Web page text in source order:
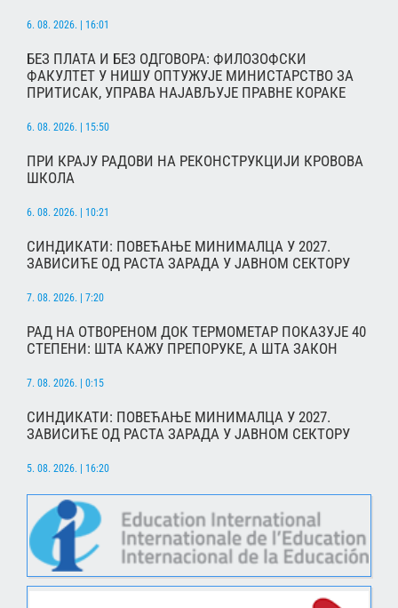
6. 08. 2026. | 16:01
БЕЗ ПЛАТА И БЕЗ ОДГОВОРА: ФИЛОЗОФСКИ
ФАКУЛТЕТ У НИШУ ОПТУЖУЈЕ МИНИСТАРСТВО ЗА
ПРИТИСАК, УПРАВА НАЈАВЉУЈЕ ПРАВНЕ КОРАКЕ
6. 08. 2026. | 15:50
ПРИ КРАЈУ РАДОВИ НА РЕКОНСТРУКЦИЈИ КРОВОВА
ШКОЛА
6. 08. 2026. | 10:21
СИНДИКАТИ: ПОВЕЋАЊЕ МИНИМАЛЦА У 2027.
ЗАВИСИЋЕ ОД РАСТА ЗАРАДА У ЈАВНОМ СЕКТОРУ
7. 08. 2026. | 7:20
РАД НА ОТВОРЕНОМ ДОК ТЕРМОМЕТАР ПОКАЗУЈЕ 40
СТЕПЕНИ: ШТА КАЖУ ПРЕПОРУКЕ, А ШТА ЗАКОН
7. 08. 2026. | 0:15
СИНДИКАТИ: ПОВЕЋАЊЕ МИНИМАЛЦА У 2027.
ЗАВИСИЋЕ ОД РАСТА ЗАРАДА У ЈАВНОМ СЕКТОРУ
5. 08. 2026. | 16:20